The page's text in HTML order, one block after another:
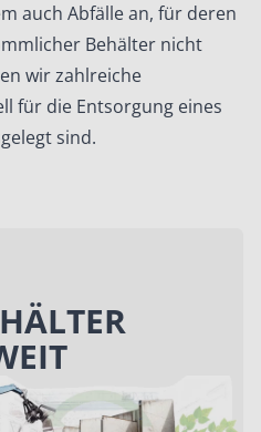
auch Abfälle an, für deren
Behälter nicht
wir zahlreiche
für die Entsorgung eines
sind.